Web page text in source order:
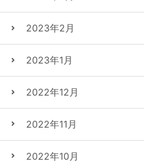
2023年2月
2023年1月
2022年12月
2022年11月
2022年10月